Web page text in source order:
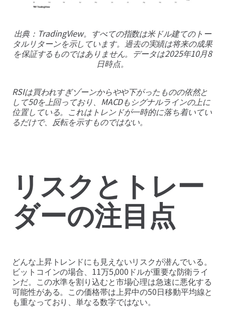
出典：TradingView。すべての指数は米ドル建てのトー
タルリターンを示しています。過去の実績は将来の成果
を保証するものではありません。データは2025年10月8
日時点。
RSIは買われすぎゾーンからやや下がったものの依然と
して50を上回っており、MACDもシグナルラインの上に
位置している。これはトレンドが一時的に落ち着いてい
るだけで、反転を示すものではない。
リスクとトレー
ダーの注目点
どんな上昇トレンドにも見えないリスクが潜んでいる。
ビットコインの場合、11万5,000ドルが重要な防衛ライ
ンだ。この水準を割り込むと市場心理は急速に悪化する
可能性がある。この価格帯は上昇中の50日移動平均線と
も重なっており、単なる数字ではない。